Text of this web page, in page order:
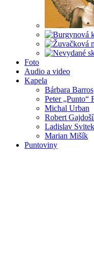
Foto
Audio a video
Kapela
Bárbara Barros
Peter „Punto“
Michal Urban
Robert
Ladislav Svitek
Marian Mišík
Puntoviny